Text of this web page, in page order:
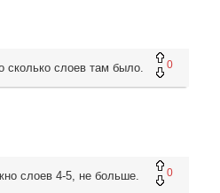
0
сколько слоев там было.
0
слоев 4-5, не больше.